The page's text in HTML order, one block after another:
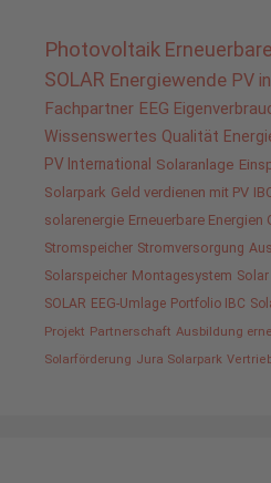
Photovoltaik
SOLAR Energiewende PV
Fachpartner EEG
Wissenswertes Qualität
PV International Solaranlage
Solarpark Geld verdienen mit PV
solarenergie Erneuerbare Energien
Stromspeicher Stromversorgung
Solarspeicher Montagesystem Solar
SOLAR EEG-Umlage Portfolio IBC
Projekt Partnerschaft Ausbildung
Solarförderung Jura Solarpark